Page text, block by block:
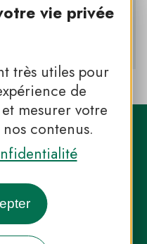
vie privée
très utiles pour
de
mesurer votre
contenus.
l’inspiration en